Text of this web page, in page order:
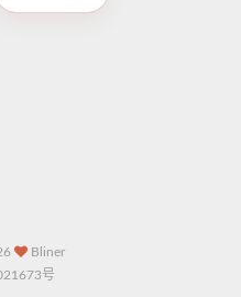
Bliner
号